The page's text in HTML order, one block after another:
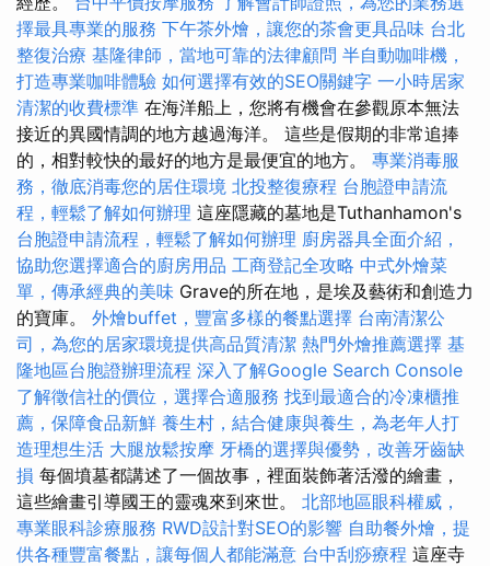
擇最具專業的服務 下午茶外燴，讓您的茶會更具品味 台北
整復治療 基隆律師，當地可靠的法律顧問 半自動咖啡機，
打造專業咖啡體驗 如何選擇有效的SEO關鍵字 一小時居家
清潔的收費標準 在海洋船上，您將有機會在參觀原本無法
接近的異國情調的地方越過海洋。 這些是假期的非常追捧
的，相對較快的最好的地方是最便宜的地方。 專業消毒服
務，徹底消毒您的居住環境 北投整復療程 台胞證申請流
程，輕鬆了解如何辦理 這座隱藏的墓地是Tuthanhamon's
台胞證申請流程，輕鬆了解如何辦理 廚房器具全面介紹，
協助您選擇適合的廚房用品 工商登記全攻略 中式外燴菜
單，傳承經典的美味 Grave的所在地，是埃及藝術和創造力
的寶庫。 外燴buffet，豐富多樣的餐點選擇 台南清潔公
司，為您的居家環境提供高品質清潔 熱門外燴推薦選擇 基
隆地區台胞證辦理流程 深入了解Google Search Console
了解徵信社的價位，選擇合適服務 找到最適合的冷凍櫃推
薦，保障食品新鮮 養生村，結合健康與養生，為老年人打
造理想生活 大腿放鬆按摩 牙橋的選擇與優勢，改善牙齒缺
損 每個墳墓都講述了一個故事，裡面裝飾著活潑的繪畫，
這些繪畫引導國王的靈魂來到來世。 北部地區眼科權威，
專業眼科診療服務 RWD設計對SEO的影響 自助餐外燴，提
供各種豐富餐點，讓每個人都能滿意 台中刮痧療程 這座寺